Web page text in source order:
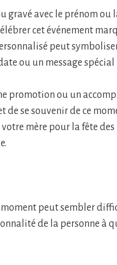
gravé avec le prénom ou
cet événement
peut
ou un message
promotion ou un
de se souvenir de ce
mère pour la fête
peut sembler
de la personne à